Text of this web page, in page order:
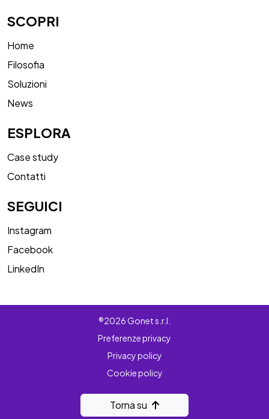
SCOPRI
Home
Filosofia
Soluzioni
News
ESPLORA
Case study
Contatti
SEGUICI
Instagram
Facebook
LinkedIn
®2026 Gonet s.r.l.
Preferenze privacy
Privacy policy
Cookie policy
Torna su